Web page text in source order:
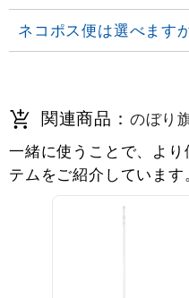
ネコポス便は選べます
関連商品： のぼり
一緒に使うことで、よ
テムをご紹介しています